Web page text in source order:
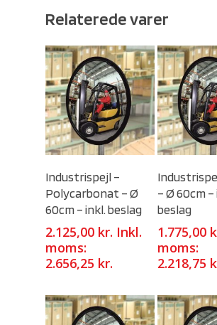
Relaterede varer
Industrispejl –
Polycarbonat – Ø
60cm – inkl. beslag
2.125,00 kr. Inkl.
moms:
2.656,25 kr.
– Ø 60cm –
beslag
1.775,00
moms:
2.218,75